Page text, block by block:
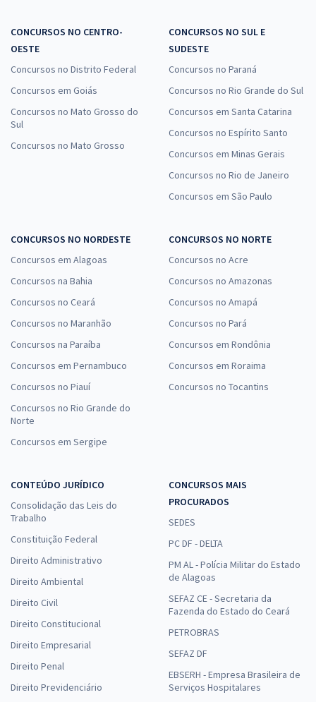
CONCURSOS NO CENTRO-
OESTE
Concursos no Distrito Federal
Concursos em Goiás
Concursos no Mato Grosso do
Sul
Concursos no Mato Grosso
CONCURSOS NO SUL E
SUDESTE
Concursos no Paraná
Concursos no Rio Grande do Sul
Concursos em Santa Catarina
Concursos no Espírito Santo
Concursos em Minas Gerais
Concursos no Rio de Janeiro
Concursos em São Paulo
CONCURSOS NO NORDESTE
Concursos em Alagoas
Concursos na Bahia
Concursos no Ceará
Concursos no Maranhão
Concursos na Paraíba
Concursos em Pernambuco
Concursos no Piauí
Concursos no Rio Grande do
Norte
Concursos em Sergipe
CONCURSOS NO NORTE
Concursos no Acre
Concursos no Amazonas
Concursos no Amapá
Concursos no Pará
Concursos em Rondônia
Concursos em Roraima
Concursos no Tocantins
CONTEÚDO JURÍDICO
Consolidação das Leis do
Trabalho
Constituição Federal
Direito Administrativo
Direito Ambiental
Direito Civil
Direito Constitucional
Direito Empresarial
Direito Penal
Direito Previdenciário
CONCURSOS MAIS
PROCURADOS
SEDES
PC DF - DELTA
PM AL - Polícia Militar do Estado
de Alagoas
SEFAZ CE - Secretaria da
Fazenda do Estado do Ceará
PETROBRAS
SEFAZ DF
EBSERH - Empresa Brasileira de
Serviços Hospitalares